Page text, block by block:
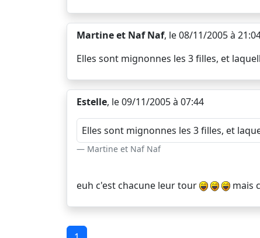
Martine et Naf Naf, le 08/11/2005 à
Elles sont mignonnes les 3 filles, et
Estelle, le 09/11/2005 à 07:44
Elles sont mignonnes les 3 filles, et
Martine et Naf Naf
euh c'est chacune leur tour mais